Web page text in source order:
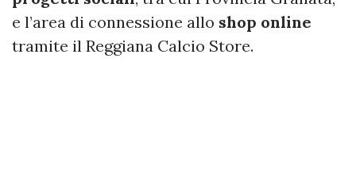
e l’area di connessione allo shop online
tramite il Reggiana Calcio Store.